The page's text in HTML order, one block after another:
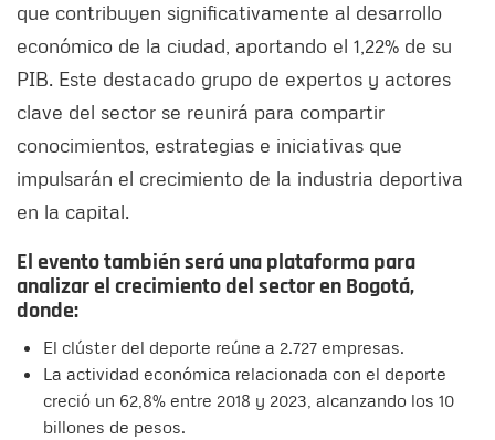
que contribuyen significativamente al desarrollo
económico de la ciudad, aportando el 1,22% de su
PIB. Este destacado grupo de expertos y actores
clave del sector se reunirá para compartir
conocimientos, estrategias e iniciativas que
impulsarán el crecimiento de la industria deportiva
en la capital.
El evento también será una plataforma para
analizar el crecimiento del sector en Bogotá,
donde:
El clúster del deporte reúne a 2.727 empresas.
La actividad económica relacionada con el deporte
creció un 62,8% entre 2018 y 2023, alcanzando los 10
billones de pesos.